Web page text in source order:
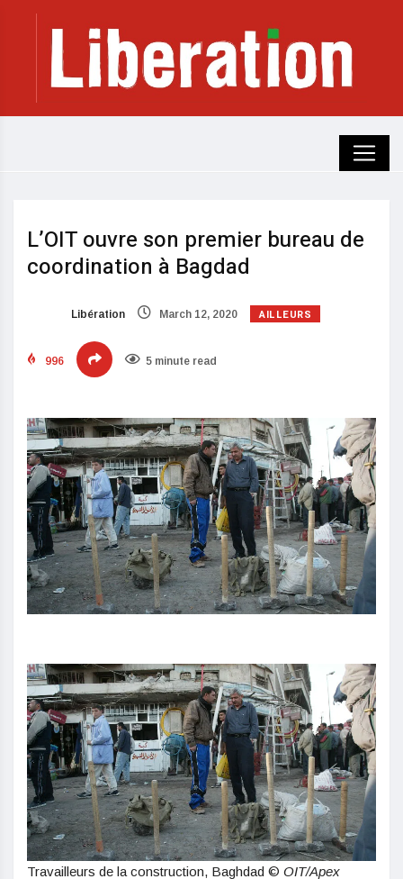
L’OIT ouvre son premier bureau de
coordination à Bagdad
Libération March 12, 2020 AILLEURS
996 5 minute read
Travailleurs de la construction, Baghdad © OIT/Apex